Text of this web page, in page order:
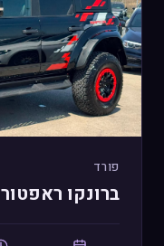
פורד
ברונקו ראפטור